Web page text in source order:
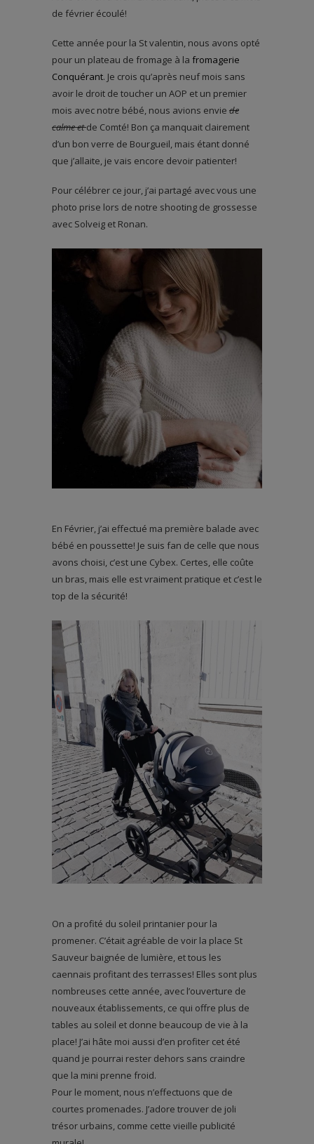
de février écoulé!
Cette année pour la St valentin, nous avons opté
pour un plateau de fromage à la fromagerie
Conquérant. Je crois qu’après neuf mois sans
avoir le droit de toucher un AOP et un premier
mois avec notre bébé, nous avions envie de
calme etde Comté! Bon ça manquait clairement
d’un bon verre de Bourgueil, mais étant donné
que j’allaite, je vais encore devoir patienter!
Pour célébrer ce jour, j’ai partagé avec vous une
photo prise lors de notre shooting de grossesse
avec Solveig et Ronan.
En Février, j’ai effectué ma première balade avec
bébé en poussette! Je suis fan de celle que nous
avons choisi, c’est une Cybex. Certes, elle coûte
un bras, mais elle est vraiment pratique et c’est le
top de la sécurité!
On a profité du soleil printanier pour la
promener. C’était agréable de voir la place St
Sauveur baignée de lumière, et tous les
caennais profitant des terrasses! Elles sont plus
nombreuses cette année, avec l’ouverture de
nouveaux établissements, ce qui offre plus de
tables au soleil et donne beaucoup de vie à la
place! J’ai hâte moi aussi d’en profiter cet été
quand je pourrai rester dehors sans craindre
que la mini prenne froid.
Pour le moment, nous n’effectuons que de
courtes promenades. J’adore trouver de joli
trésor urbains, comme cette vieille publicité